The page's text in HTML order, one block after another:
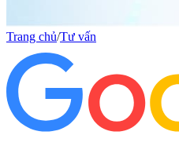
Trang chủ/Tư vấn